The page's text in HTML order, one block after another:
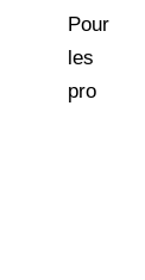
Pour
les
pro